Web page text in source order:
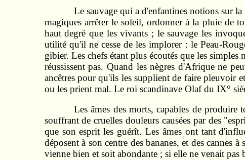
Le sauvage qui a d'enfantines notions sur
magiques arrêter le soleil, ordonner à la pluie de
haut degré que les vivants ; le sauvage les
utilité qu'il ne cesse de les implorer : le Peau-
gibier. Les chefs étant plus écoutés que les
réussissent pas. Quand les nègres d'Afrique ne
ancêtres pour qu'ils les supplient de faire pleuvoir
ou les prient mal. Le roi scandinave Olaf du IX°
Les âmes des morts, capables de produire
souffrant de cruelles douleurs causées par des
que son esprit les guérît. Les âmes ont tant
déposent à son centre des bananes, et des
vienne bien et soit abondante ; si elle ne venait